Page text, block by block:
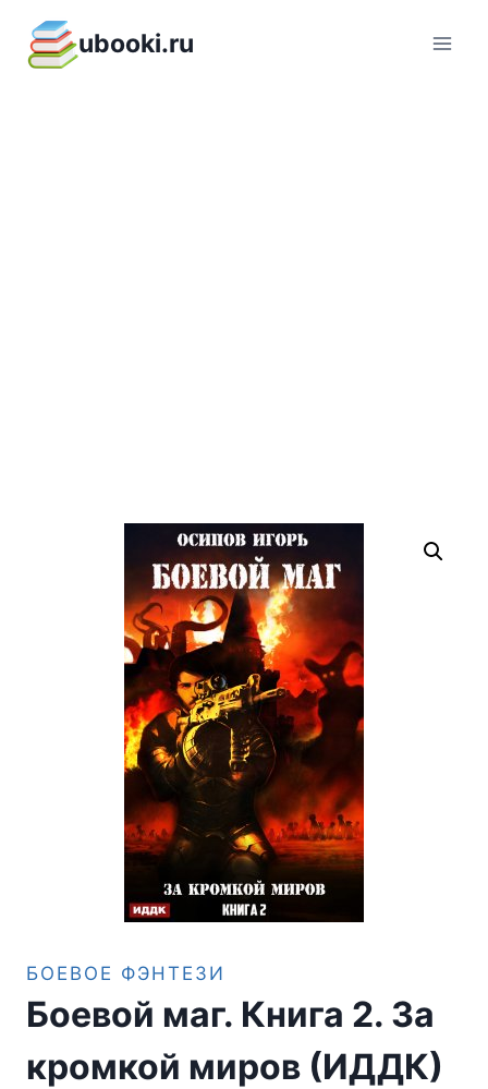
содержимому
ubooki.ru
БОЕВОЕ ФЭНТЕЗИ
Боевой маг. Книга 2. За
кромкой миров (ИДДК)